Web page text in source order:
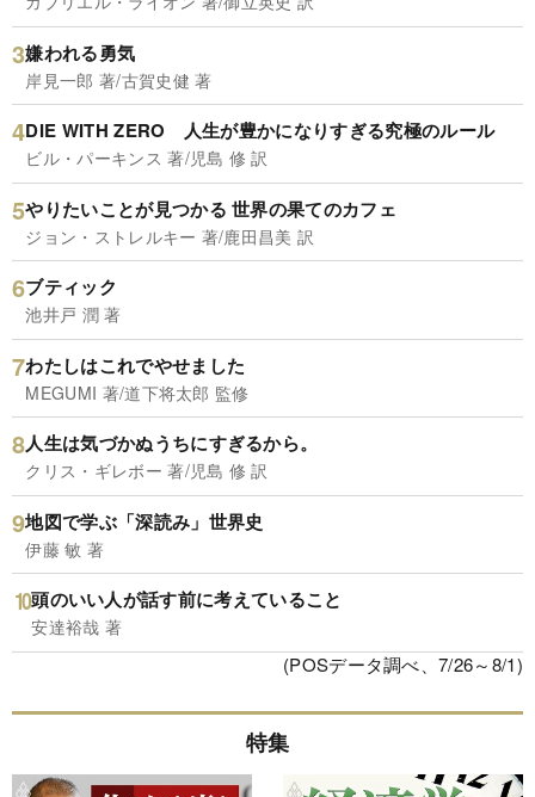
嫌われる勇気
岸見一郎 著/古賀史健 著
DIE WITH ZERO 人生が豊かになりすぎる究極のルール
ビル・パーキンス 著/児島 修 訳
やりたいことが見つかる 世界の果てのカフェ
ジョン・ストレルキー 著/鹿田昌美 訳
ブティック
池井戸 潤 著
わたしはこれでやせました
MEGUMI 著/道下将太郎 監修
人生は気づかぬうちにすぎるから。
クリス・ギレボー 著/児島 修 訳
地図で学ぶ「深読み」世界史
伊藤 敏 著
頭のいい人が話す前に考えていること
安達裕哉 著
(POSデータ調べ、7/26～8/1)
特集